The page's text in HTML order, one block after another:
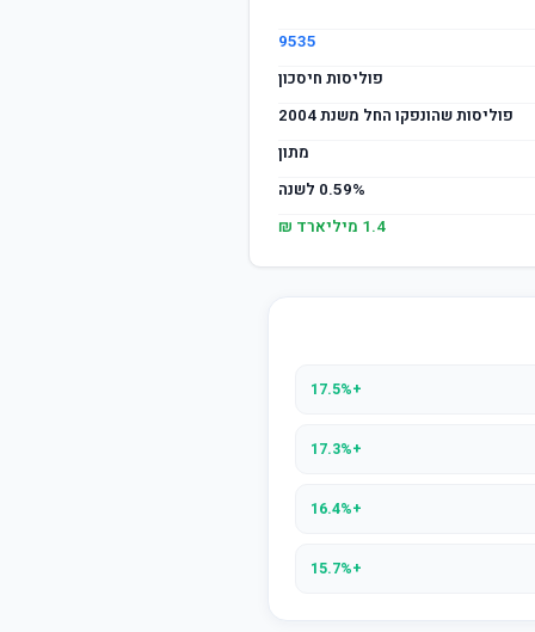
9535
פוליסות חיסכון
פוליסות שהונפקו החל משנת 2004
מתון
0.59% לשנה
1.4 מיליארד ₪
+17.5%
+17.3%
+16.4%
+15.7%